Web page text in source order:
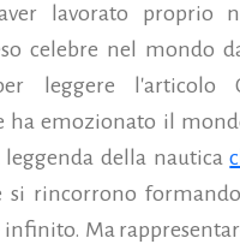
lavorato proprio
celebre nel mondo
leggere l'articolo
ha emozionato il
leggenda della nautica
si rincorrono
Ma